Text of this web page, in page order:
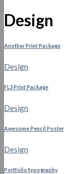
Design
Another Print Package
Design
FL3 Print Package
Design
Awesome Pencil Poster
Design
Portfolio typography